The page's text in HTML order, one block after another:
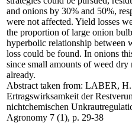
and onions by 30% and 50%,
were not affected. Yield losses
the proportion of large onion
hyperbolic relationship between
loss could be found. In onions
since small amounts of weed
already.
Abstract taken from: LABER,
Ertragswirksamkeit der
nichtchemischen
Agronomy 7 (1), p. 29-38